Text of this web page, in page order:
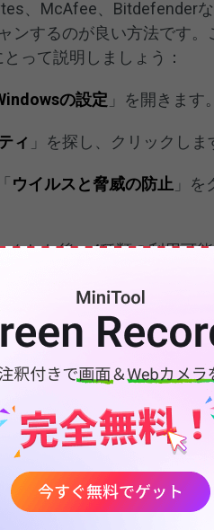
、McAfee、Bitdefender
するのが良い方法です。
って説明しましょう：
の設定 」を開きます。
ィ 」を探し、クリックしま
ウイルスと脅威の防止 」を
クした後、4種類の利用可
お勧めのオプションです
をスキャンします。
ファイルと実行中のプロ
かかりますが、効果的です
イル、フォルダー、また
-削除することが非常に難し